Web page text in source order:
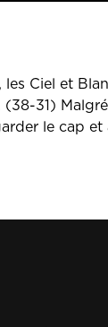
Ciel et
31)
le cap